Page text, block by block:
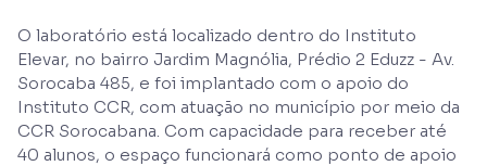
O laboratório está localizado dentro do Instituto
Elevar, no bairro Jardim Magnólia, Prédio 2 Eduzz - Av.
Sorocaba 485, e foi implantado com o apoio do
Instituto CCR, com atuação no município por meio da
CCR Sorocabana. Com capacidade para receber até
40 alunos, o espaço funcionará como ponto de apoio